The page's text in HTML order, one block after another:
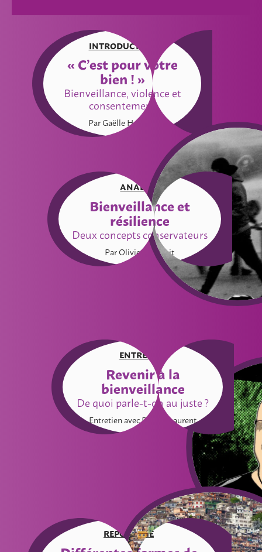
INTRODUCTION
« C’est pour votre
bien ! »
Bienveillance, violence et
consentement
Par Gaëlle Henrard
ANALYSE
Bienveillance et
résilience
Deux concepts conservateurs
Par Olivier Starquit
ENTRETIEN
Revenir à la
bienveillance
De quoi parle-t-on au juste ?
Entretien avec Patrick Laurent
REPORTAGE